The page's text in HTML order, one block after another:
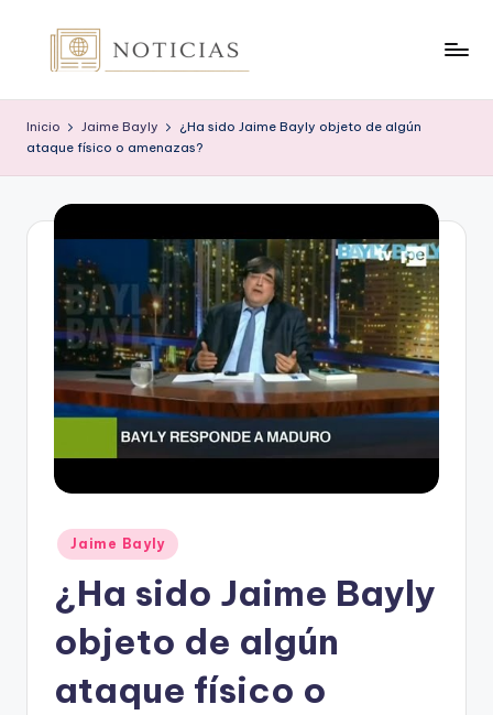
contenido
o
t
o
Inicio Jaime Bayly
¿Ha sido Jaime Bayly objeto de algún
ataque físico o amenazas?
Publicado
en
Jaime Bayly
¿Ha sido Jaime Bayly
objeto de algún
ataque físico o